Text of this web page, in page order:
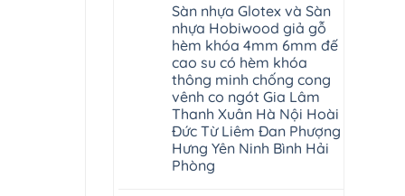
13
RUM
AI
35
36
RUM
AI
37
dày
12mm
bản
to
tại
bình
luận
ở
Sửa
sàn
nhựa
giả
gỗ
hèm
khóa
4mm
6mm
đế
cao
su
Sàn nhựa Glotex và Sàn
nhựa Hobiwood giả gỗ
hèm khóa 4mm 6mm đế
cao su có hèm khóa
thông minh chống cong
vênh co ngót Gia Lâm
Thanh Xuân Hà Nội Hoài
Đức Từ Liêm Đan Phượng
Hưng Yên Ninh Bình Hải
Phòng